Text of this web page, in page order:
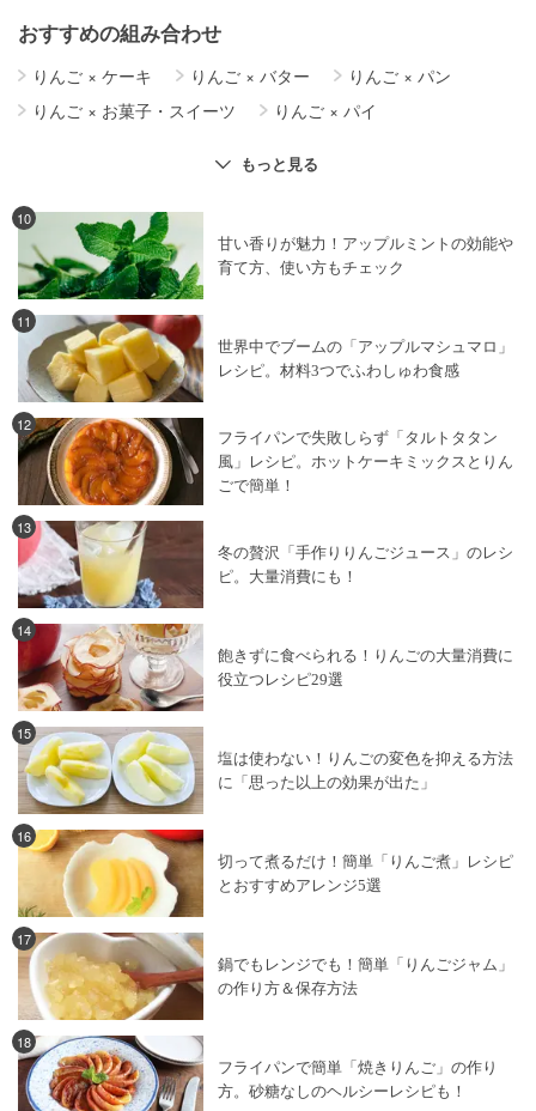
おすすめの組み合わせ
りんご × ケーキ りんご × バター りんご × パン
りんご × お菓子・スイーツ りんご × パイ
パウンドケーキ
チーズケーキ×りんご
りんご×牛乳 りんご×クリームチーズ
マフィン×りんご
りんご×焼き菓子
タルトタタン× りんご
りんご×レトルト・インスタント食品・缶詰
りんご×お酒 りんご
りんご×コーヒー・茶
もっと見る
10
甘い香りが魅力！アップルミントの効能や
育て方、使い方もチェック
11
世界中でブームの「アップルマシュマロ」
レシピ。材料3つでふわしゅわ食感
12
フライパンで失敗しらず「タルトタタン
風」レシピ。ホットケーキミックスとりん
ごで簡単！
13
冬の贅沢「手作りりんごジュース」のレシ
ピ。大量消費にも！
14
飽きずに食べられる！りんごの大量消費に
役立つレシピ29選
15
塩は使わない！りんごの変色を抑える方法
に「思った以上の効果が出た」
16
切って煮るだけ！簡単「りんご煮」レシピ
とおすすめアレンジ5選
17
鍋でもレンジでも！簡単「りんごジャム」
の作り方＆保存方法
18
フライパンで簡単「焼きりんご」の作り
方。砂糖なしのヘルシーレシピも！